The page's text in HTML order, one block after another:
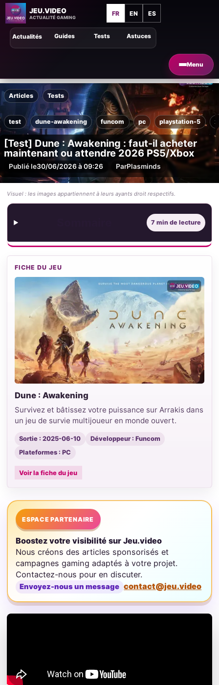
JEU.VIDEO
ACTUALITÉ GAMING
FR EN ES
Menu
Astuces
Guides Tests
Actualités
Articles Tests
test dune-awakening funcom pc playstation-5
[Test] Dune : Awakening : faut-il acheter
maintenant ou attendre 2026 PS5/Xbox
Publié le30/06/2026 à 09:26 ParPlasminds
Visuel : les images appartiennent à leurs ayants droit respectifs.
7 min de lecture
FICHE DU JEU
Dune : Awakening
Survivez et bâtissez votre puissance sur Arrakis dans
un jeu de survie multijoueur en monde ouvert.
Sortie : 2025-06-10
Développeur : Funcom
Plateformes : PC
Voir la fiche du jeu
ESPACE PARTENAIRE
Boostez votre visibilité sur Jeu.video
Nous créons des articles sponsorisés et
campagnes gaming adaptés à votre projet.
Contactez-nous pour en discuter.
Envoyez-nous un message contact@jeu.video